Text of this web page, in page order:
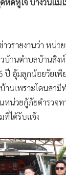
วรายงานว่า หน่ว
บ้านตำบลบ้านสิง
ปี อุ้มลูกน้อยวัยเพี
านเพราะโดนสามี
น่วยกู้ภัยตำรวจท
ที่ได้รับแจ้ง